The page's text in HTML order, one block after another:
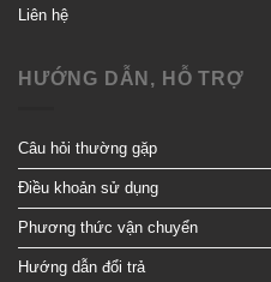
Liên hệ
HƯỚNG DẪN, HỖ TRỢ
Câu hỏi thường gặp
Điều khoản sử dụng
Phương thức vận chuyển
Hướng dẫn đổi trả